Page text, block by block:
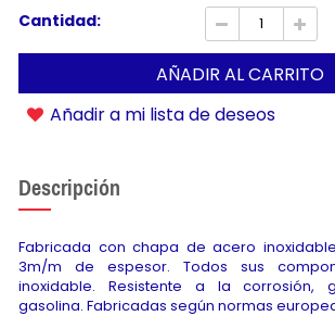
Cantidad:
AÑADIR AL CARRITO
Añadir a mi lista de deseos
Descripción
Fabricada con chapa de acero
3m/m de espesor. Todos sus
inoxidable. Resistente a la corrosión,
gasolina. Fabricadas según normas